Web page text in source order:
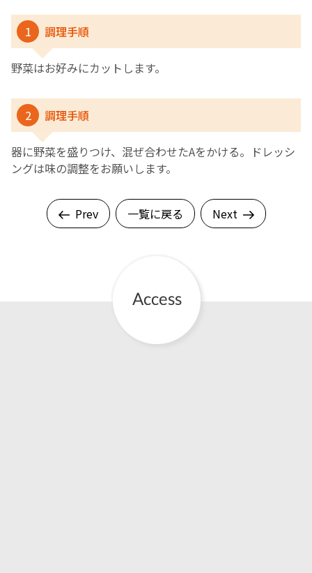
1 調理手順
野菜はお好みにカットします。
2 調理手順
器に野菜を盛りつけ、混ぜ合わせたAをかける。ドレッシ
ングは味の調整をお願いします。
Prev 一覧に戻る Next